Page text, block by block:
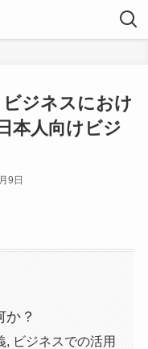
ジネスにおけ
本人向けビジ
9日
か？
, ビジネスでの活用